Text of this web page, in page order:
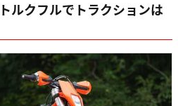
ルクフルでトラクションは